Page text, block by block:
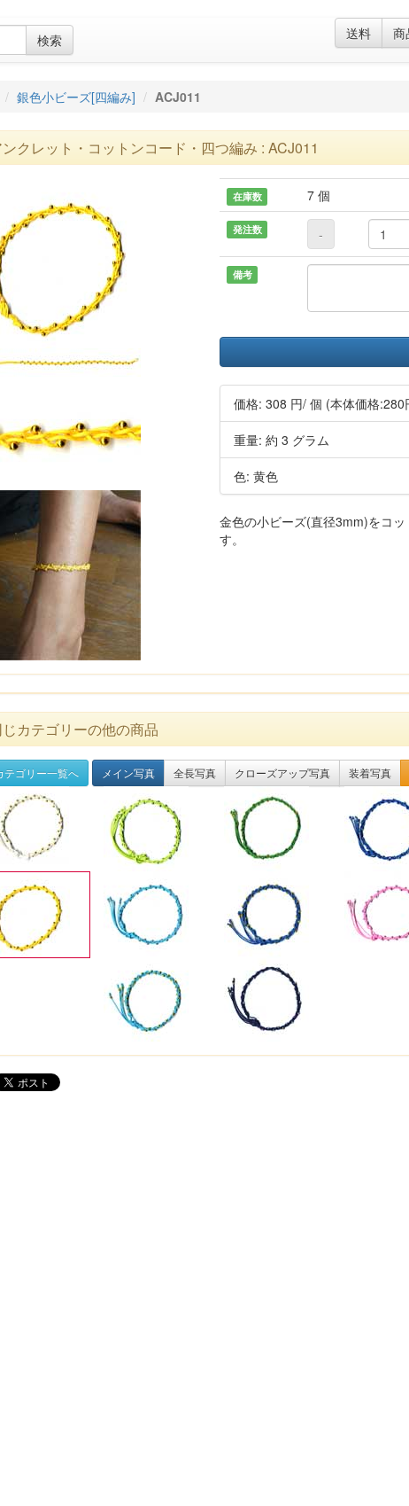
検索 送料 商
銀色小ビーズ[四編み] ACJ011
クレット・コットンコード・四つ編み : ACJ011
在庫数 7 個
発注数 -
備考
価格:308 円/ 個 (本体価格:280
重量: 約 3 グラム
色: 黄色
金色の小ビーズ(直径3mm)をコ
す。
カテゴリーの他の商品
ゴリー一覧へ メイン写真 全長写真 クローズアップ写真 装着写真